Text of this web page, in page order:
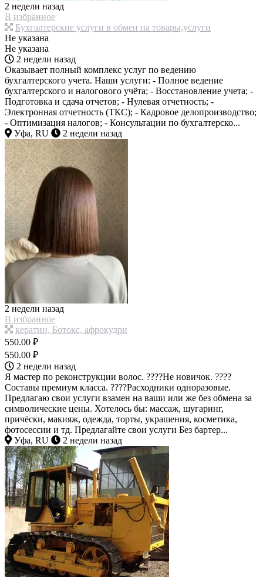
2 недели назад
В избранное
Бухгалтерские услуги в обмен на товары,услуги
Не указана
Не указана
2 недели назад
Оказывает полный комплекс услуг по ведению
бухгалтерского учета. Наши услуги: - Полное ведение
бухгалтерского и налогового учёта; - Восстановление учета; -
Подготовка и сдача отчетов; - Нулевая отчетность; -
Электронная отчетность (ТКС); - Кадровое делопроизводство;
- Оптимизация налогов; - Консультации по бухгалтерско...
Уфа, RU
2 недели назад
2 недели назад
В избранное
кератин, Ботокс, афрокудри
550.00 ₽
550.00 ₽
2 недели назад
Я мастер по реконструкции волос. ????Не новичок. ????
Составы премиум класса. ????Расходники одноразовые.
Предлагаю свои услуги взамен на ваши или же без обмена за
символические цены. Хотелось бы: массаж, шугаринг,
причёски, макияж, одежда, торты, украшения, косметика,
фотосессии и тд. Предлагайте свои услуги Без бартер...
Уфа, RU
2 недели назад